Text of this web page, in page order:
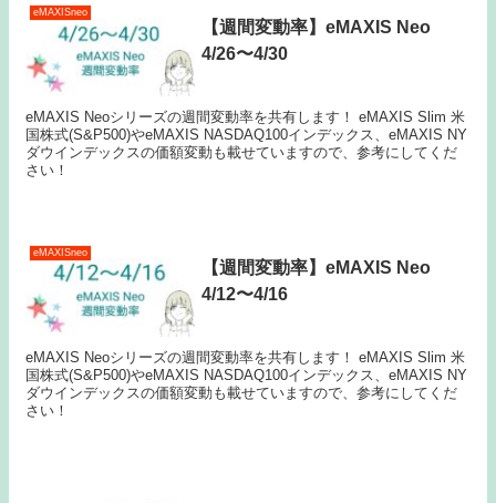
eMAXISneo
【週間変動率】eMAXIS Neo
4/26〜4/30
eMAXIS Neoシリーズの週間変動率を共有します！ eMAXIS Slim 米
国株式(S&P500)やeMAXIS NASDAQ100インデックス、eMAXIS NY
ダウインデックスの価額変動も載せていますので、参考にしてくだ
さい！
eMAXISneo
【週間変動率】eMAXIS Neo
4/12〜4/16
eMAXIS Neoシリーズの週間変動率を共有します！ eMAXIS Slim 米
国株式(S&P500)やeMAXIS NASDAQ100インデックス、eMAXIS NY
ダウインデックスの価額変動も載せていますので、参考にしてくだ
さい！